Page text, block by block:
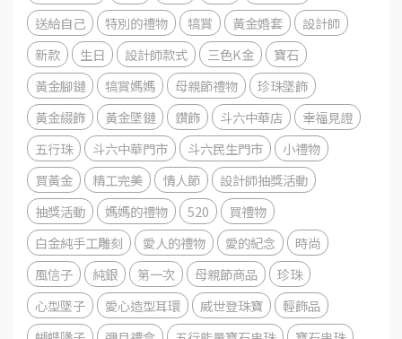
送給自己
特別的禮物 犒賞 黃金婚套
設計師
新款
生日 設計師款式 三色K金
寶石
黃金腳鏈
犒賞媽媽 母親節禮物
珍珠墜飾
黃金綴飾
黃金墜鏈 鑽飾 斗六中華店
幸福見證
五行珠
斗六中華門市 斗六民生門市
小禮物
買黃金
精工完美 情人節
設計師抽獎活動
抽獎活動
媽媽的禮物 520
買禮物
白金純手工雕刻
愛人的禮物 愛的紀念
時尚
風信子
純銀 第一次 母親節商品
珍珠
心型墜子
愛心造型耳環 威世登珠寶
輕飾品